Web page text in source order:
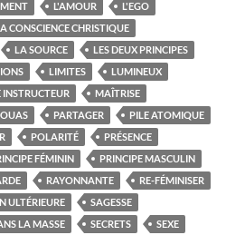
L'AMOUR
L'EGO
CONSCIENCE CHRISTIQUE
LA SOURCE
LES DEUX PRINCIPES
LIMITES
LUMINEUX
MAÎTRISE
OUAS PARTAGER
PILE ATOMIQUE
POLARITÉ
PRÉSENCE
FÉMININ
PRINCIPE MASCULIN
RAYONNANTE
RE-FÉMINISER
ULTÉRIEURE
SAGESSE
LA MASSE SECRETS
SEXE